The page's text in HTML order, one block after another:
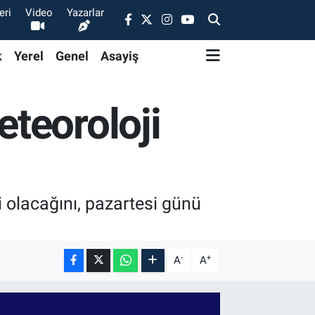
Video Yazarlar
Yerel Genel Asayiş
pazartesi günü
A- A+